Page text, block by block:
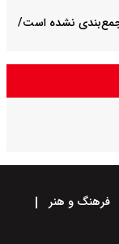
جمع‌بندی نشده است/
فرهنگ و هنر